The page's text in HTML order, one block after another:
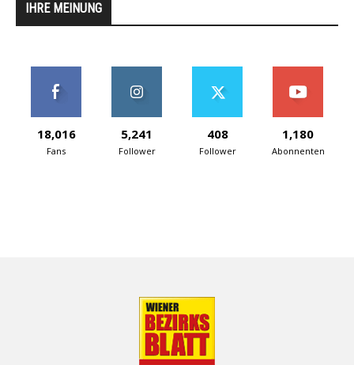
IHRE MEINUNG
18,016
Fans
5,241
Follower
408
Follower
1,180
Abonnenten